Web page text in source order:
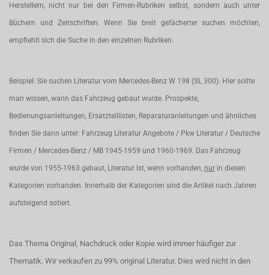
Herstellern, nicht nur bei den Firmen-Rubriken selbst, sondern auch unter
Büchern und Zeitschriften. Wenn Sie breit gefächerter suchen möchten,
empfiehlt sich die Suche in den einzelnen Rubriken.
Beispiel: Sie suchen Literatur vom Mercedes-Benz W 198 (SL 300). Hier sollte
man wissen, wann das Fahrzeug gebaut wurde. Prospekte,
Bedienungsanleitungen, Ersatzteillisten, Reparaturanleitungen und ähnliches
finden Sie dann unter: Fahrzeug Literatur Angebote / Pkw Literatur / Deutsche
Firmen / Mercedes-Benz / MB 1945-1959 und 1960-1969. Das Fahrzeug
wurde von 1955-1963 gebaut, Literatur ist, wenn vorhanden, nur in diesen
Kategorien vorhanden. Innerhalb der Kategorien sind die Artikel nach Jahren
aufsteigend sotiert.
Das Thema Original, Nachdruck oder Kopie wird immer häufiger zur
Thematik. Wir verkaufen zu 99% original Literatur. Dies wird nicht in den